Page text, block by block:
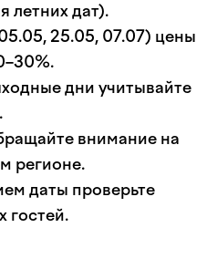
летних дат).
25.05, 07.07) цены
дни учитывайте
внимание на
регионе.
даты проверьте
гостей.